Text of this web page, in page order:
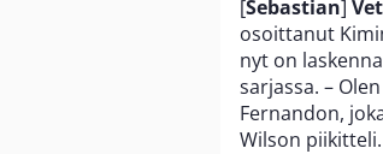
[Sebastian]
osoittanut
nyt on
sarjassa. –
Fernandon,
Wilson piikitteli.